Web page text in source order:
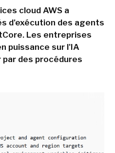
cloud AWS a
d'exécution des agents
Les entreprises
puissance sur l'IA
des procédures